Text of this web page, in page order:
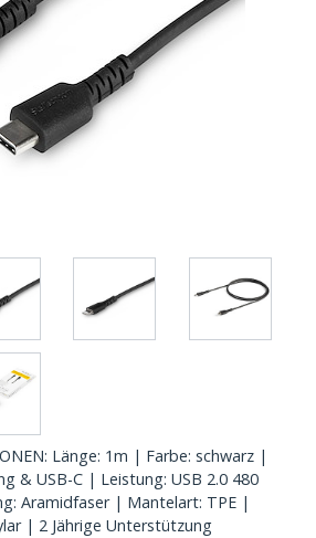
Länge: 1m | Farbe: schwarz |
& USB-C | Leistung: USB 2.0 480
Aramidfaser | Mantelart: TPE |
| 2 Jährige Unterstützung